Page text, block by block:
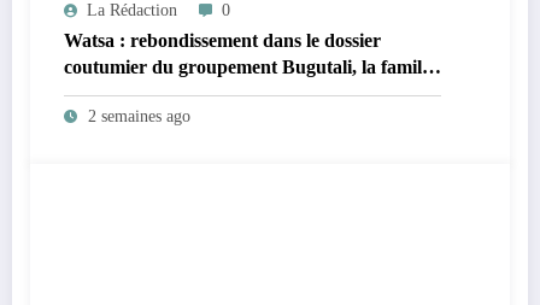
La Rédaction 0
Watsa : rebondissement dans le dossier
coutumier du groupement Bugutali, la famille
régnante Mbiliki réclame l’installation urgente
de César Mbiliki ||| et dénonce l’intérim
2 semaines ago